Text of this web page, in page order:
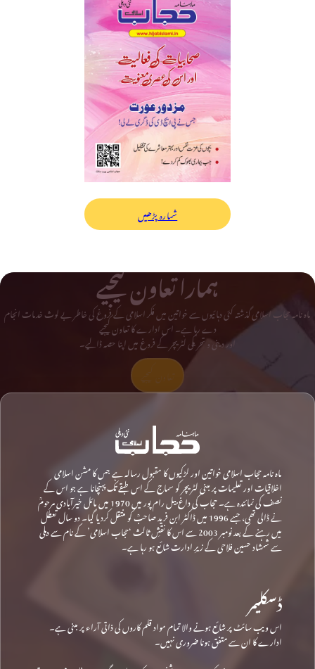
شمارہ پڑھیں
ہمارا تعاون کیجیے
ماہ نامہ حجاب اسلامی گذشتہ کئی دہائیوں سے خواتین میں فکر اسلامی کے فروغ کی خاطر بے لوث خدمات انجام
دے رہا ہے۔ اس ادارے کا تعاون کیجیے
اور دینی و تحریکی لٹریچر کے فروغ میں اپنا حصہ ڈالیے۔
ماہ نامہ حجاب اسلامی خواتین اور لڑکیوں کا مقبول رسالہ ہے جس کا مشن اسلامی
اخلاقیات اور تعلیمات پر مبنی لٹریچر کو سماج کے اس طبقے تک پہنچانا ہے جو اس کے
نصف کی نمائندہ ہے۔ حجاب کی داغ بیل رام پور میں 1970 میں مائل خیرآبادی مرحومؒ
نے ڈالی تھی، جسے 1996 میں ڈاکٹر ابن فرید صاحبؒ کو منتقل کردیا گیا۔ دو سال تعطل
میں رہنے کے بعد نومبر 2003 سے اس کا نقشِ ثالث ‘حجاب اسلامی’ کے نام سے دہلی
سے شمشاد حسین فلاحی کے زیرِ ادارت شائع ہو رہا ہے۔
ڈسکلیمر
اس ویب سائٹ پر شائع ہونے والا تمام مواد قلم کاروں کی ذاتی آراء پر مبنی ہے۔
ادارے کا ان سے متفق ہونا ضروری نہیں۔